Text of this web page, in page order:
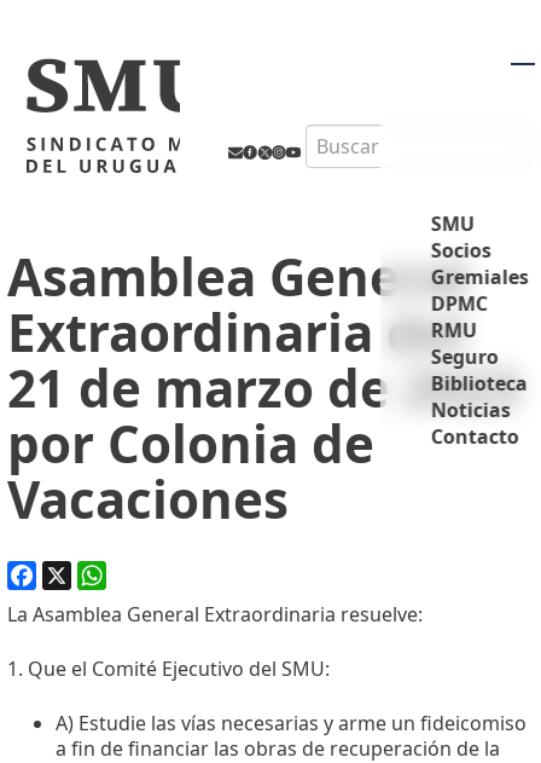
Search
SMU
Socios
Gremiales
DPMC
RMU
Seguro
Biblioteca
Noticias
Contacto
Asamblea General
Extraordinaria del
21 de marzo de 2023
por Colonia de
Vacaciones
Facebook
X WhatsApp
La Asamblea General Extraordinaria resuelve:
1. Que el Comité Ejecutivo del SMU:
A) Estudie las vías necesarias y arme un fideicomiso
a fin de financiar las obras de recuperación de la